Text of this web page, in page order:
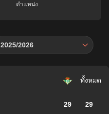
ตำแหน่ง
2025/2026
ทั้งหมด
29 29